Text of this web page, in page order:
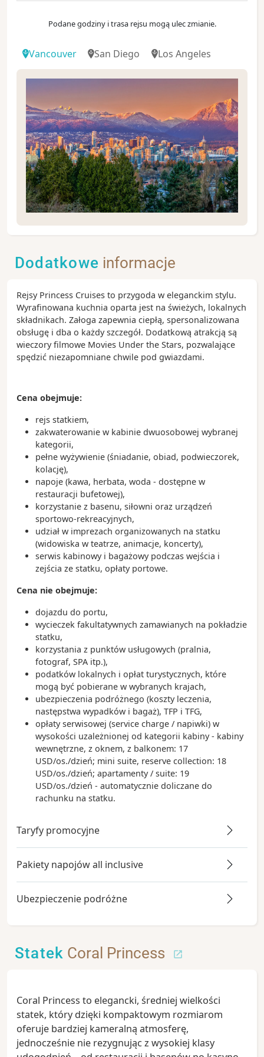
Podane godziny i trasa rejsu mogą ulec zmianie.
Vancouver San Diego Los Angeles
.
Dodatkowe informacje
Rejsy Princess Cruises to przygoda w eleganckim stylu.
Wyrafinowana kuchnia oparta jest na świeżych, lokalnych
składnikach. Załoga zapewnia ciepłą, spersonalizowana
obsługę i dba o każdy szczegół. Dodatkową atrakcją są
wieczory filmowe Movies Under the Stars, pozwalające
spędzić niezapomniane chwile pod gwiazdami.
Cena obejmuje:
rejs statkiem,
zakwaterowanie w kabinie dwuosobowej wybranej
kategorii,
pełne wyżywienie (śniadanie, obiad, podwieczorek,
kolację),
napoje (kawa, herbata, woda - dostępne w
restauracji bufetowej),
korzystanie z basenu, siłowni oraz urządzeń
sportowo-rekreacyjnych,
udział w imprezach organizowanych na statku
(widowiska w teatrze, animacje, koncerty),
serwis kabinowy i bagażowy podczas wejścia i
zejścia ze statku, opłaty portowe.
Cena nie obejmuje:
dojazdu do portu,
wycieczek fakultatywnych zamawianych na pokładzie
statku,
korzystania z punktów usługowych (pralnia,
fotograf, SPA itp.),
podatków lokalnych i opłat turystycznych, które
mogą być pobierane w wybranych krajach,
ubezpieczenia podróżnego (koszty leczenia,
następstwa wypadków i bagaż), TFP i TFG,
opłaty serwisowej (service charge / napiwki) w
wysokości uzależnionej od kategorii kabiny - kabiny
wewnętrzne, z oknem, z balkonem: 17
USD/os./dzień; mini suite, reserve collection: 18
USD/os./dzień; apartamenty / suite: 19
USD/os./dzień - automatycznie doliczane do
rachunku na statku.
Taryfy promocyjne
Pakiety napojów all inclusive
Ubezpieczenie podróżne
Statek Coral Princess
Coral Princess to elegancki, średniej wielkości
statek, który dzięki kompaktowym rozmiarom
oferuje bardziej kameralną atmosferę,
jednocześnie nie rezygnując z wysokiej klasy